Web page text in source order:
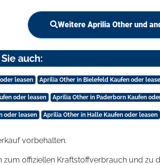
Weitere Aprilia Other und
auch:
leasen Aprilia Other in Bielefeld Kaufen oder
oder leasen Aprilia Other in Paderborn Kaufen
oder leasen Aprilia Other in Halle Kaufen oder leasen
vorbehalten.
zum offiziellen Kraftstoffverbrauch und zu